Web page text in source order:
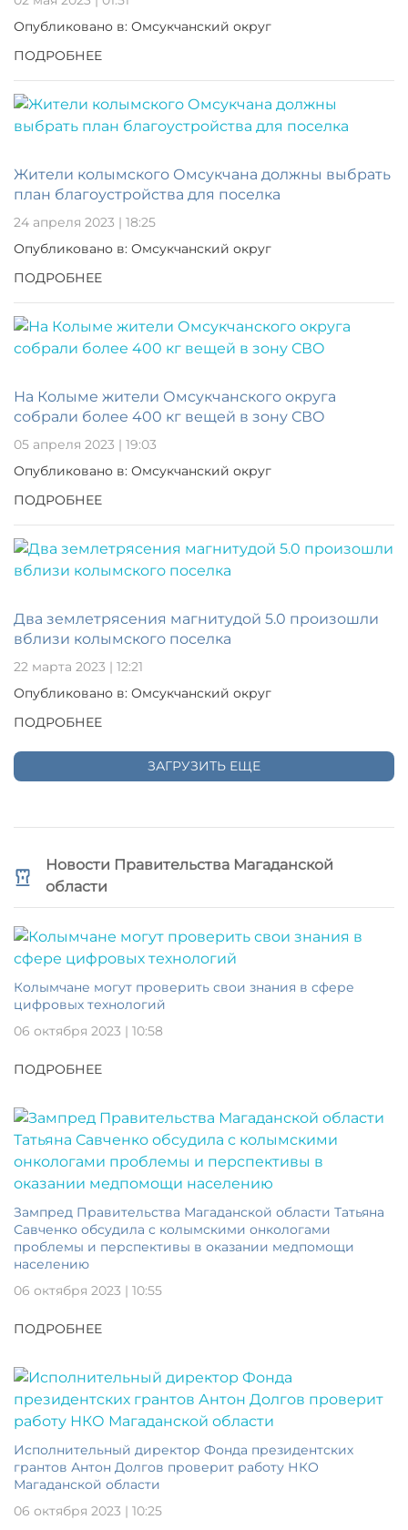
Опубликовано в: Омсукчанский округ
ПОДРОБНЕЕ
Жители колымского Омсукчана должны выбрать
план благоустройства для поселка
24 апреля 2023 | 18:25
Опубликовано в: Омсукчанский округ
ПОДРОБНЕЕ
На Колыме жители Омсукчанского округа
собрали более 400 кг вещей в зону СВО
05 апреля 2023 | 19:03
Опубликовано в: Омсукчанский округ
ПОДРОБНЕЕ
Два землетрясения магнитудой 5.0 произошли
вблизи колымского поселка
22 марта 2023 | 12:21
Опубликовано в: Омсукчанский округ
ПОДРОБНЕЕ
ЗАГРУЗИТЬ ЕЩЕ
Новости Правительства Магаданской
области
Колымчане могут проверить свои знания в сфере
цифровых технологий
06 октября 2023 | 10:58
ПОДРОБНЕЕ
Зампред Правительства Магаданской области Татьяна
Савченко обсудила с колымскими онкологами
проблемы и перспективы в оказании медпомощи
населению
06 октября 2023 | 10:55
ПОДРОБНЕЕ
Исполнительный директор Фонда президентских
грантов Антон Долгов проверит работу НКО
Магаданской области
06 октября 2023 | 10:25